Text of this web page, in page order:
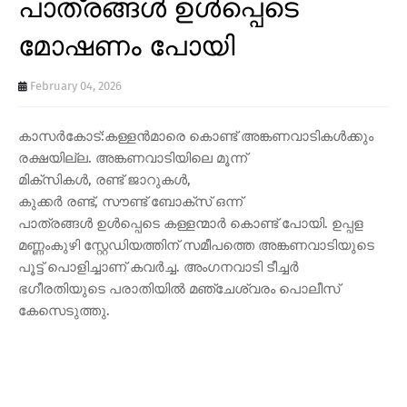
പാത്രങ്ങൾ ഉൾപ്പെടെ
മോഷണം പോയി
February 04, 2026
കാസർകോട്:കള്ളൻമാരെ കൊണ്ട് അങ്കണവാടികൾക്കും
രക്ഷയില്ല. അങ്കണവാടിയിലെ മൂന്ന്
മിക്സികൾ, രണ്ട് ജാറുകൾ,
കുക്കർ രണ്ട്, സൗണ്ട് ബോക്സ് ഒന്ന്
പാത്രങ്ങൾ ഉൾപ്പെടെ കള്ളന്മാർ കൊണ്ട് പോയി. ഉപ്പള
മണ്ണംകുഴി സ്റ്റേഡിയത്തിന് സമീപത്തെ അങ്കണവാടിയുടെ
പൂട്ട് പൊളിച്ചാണ് കവർച്ച. അംഗനവാടി ടീച്ചർ
ഭഗീരതിയുടെ പരാതിയിൽ മഞ്ചേശ്വരം പൊലീസ്
കേസെടുത്തു.